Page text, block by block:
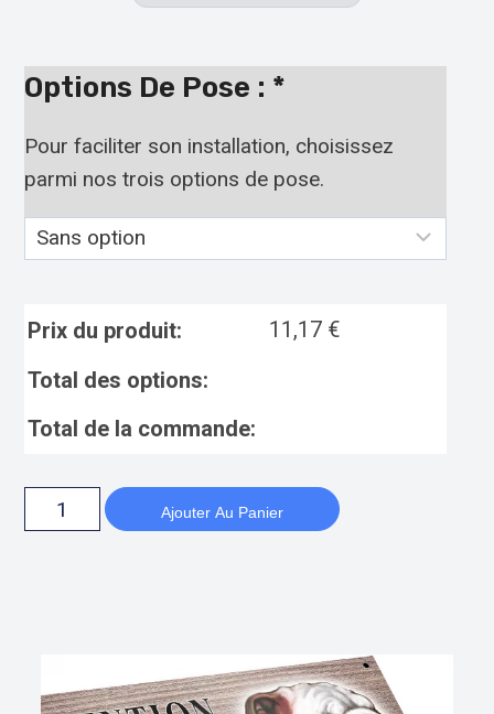
Options De Pose : *
Pour faciliter son installation, choisissez
parmi nos trois options de pose.
Prix du produit: 11,17 €
Total des options:
Total de la commande:
Ajouter Au Panier